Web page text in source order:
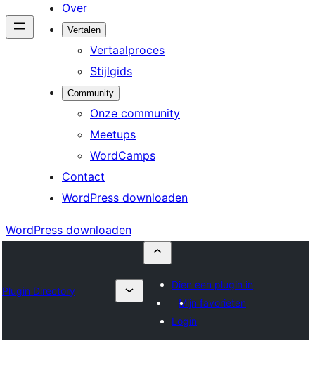
Over
Vertalen
Vertaalproces
Stijlgids
Community
Onze community
Meetups
WordCamps
Contact
WordPress downloaden
WordPress downloaden
Plugin Directory
Dien een plugin in
Mijn favorieten
Login